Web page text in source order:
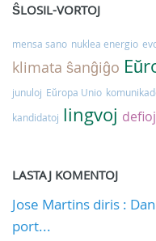
ŜLOSIL-VORTOJ
mensa sano nuklea energio
klimata ŝanĝiĝo
junuloj Eŭropa Unio
kandidatoj lingvoj defioj
LASTAJ KOMENTOJ
Jose Martins diris :
port...